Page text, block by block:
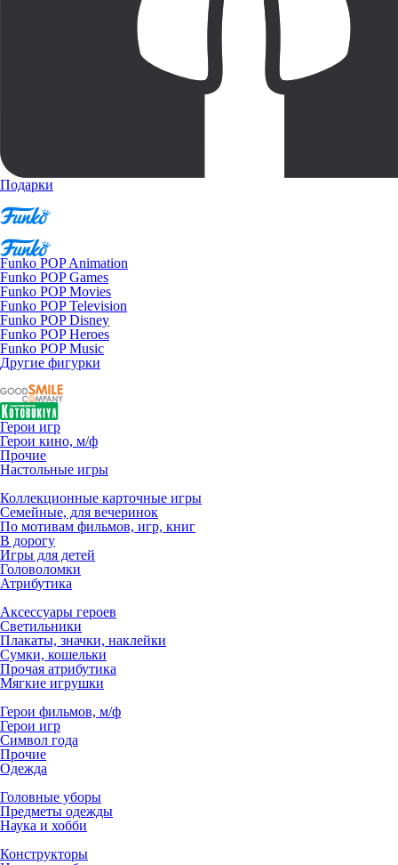
Подарки
Funko POP Animation
Funko POP Games
Funko POP Movies
Funko POP Television
Funko POP Disney
Funko POP Heroes
Funko POP Music
Другие фигурки
Герои игр
Герои кино, м/ф
Прочие
Настольные игры
Коллекционные карточные игры
Семейные, для вечеринок
По мотивам фильмов, игр, книг
В дорогу
Игры для детей
Головоломки
Атрибутика
Аксессуары героев
Светильники
Плакаты, значки, наклейки
Сумки, кошельки
Прочая атрибутика
Мягкие игрушки
Герои фильмов, м/ф
Герои игр
Символ года
Прочие
Одежда
Головные уборы
Предметы одежды
Наука и хобби
Конструкторы